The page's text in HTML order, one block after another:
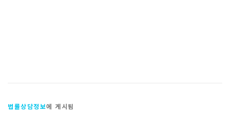
법률상담정보에 게시됨